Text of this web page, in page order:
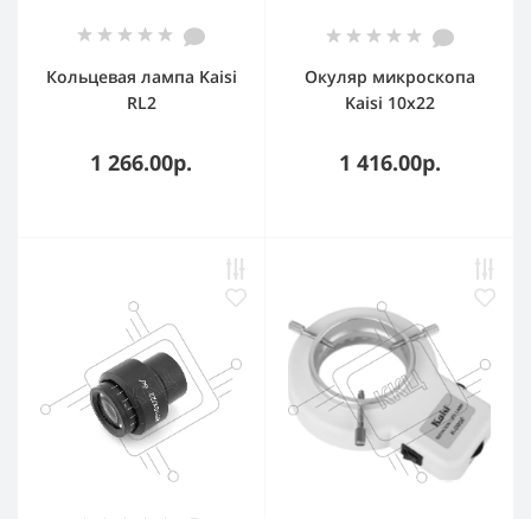
Кольцевая лампа Kaisi
RL2
1 266.00р.
Окуляр микроскопа
Kaisi 10x22
1 416.00р.